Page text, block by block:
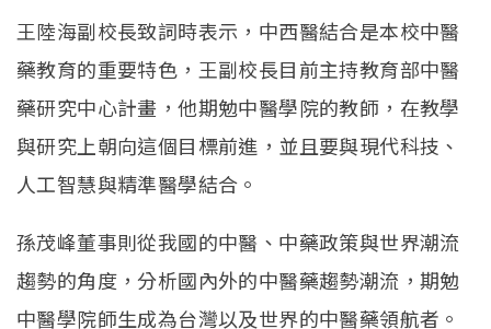
王陸海副校長致詞時表示，中西醫結合是本校中醫
藥教育的重要特色，王副校長目前主持教育部中醫
藥研究中心計畫，他期勉中醫學院的教師，在教學
與研究上朝向這個目標前進，並且要與現代科技、
人工智慧與精準醫學結合。
孫茂峰董事則從我國的中醫、中藥政策與世界潮流
趨勢的角度，分析國內外的中醫藥趨勢潮流，期勉
中醫學院師生成為台灣以及世界的中醫藥領航者。